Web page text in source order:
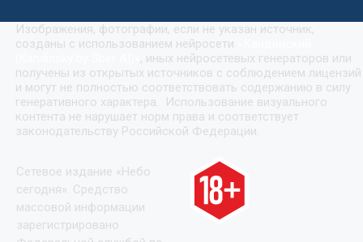
Изображения, фотографии, если не указан источник,
созданы с использованием нейросети
, иных нейросетевых генераторов или
получены из открытых источников с соблюдением лицензий
и могут не полностью соответствовать содержанию в силу
генеративного характера. Использование визуального
контента не нарушает норм права и соответствует
законодательству Российской Федерации.
Сетевое издание «Небо
сегодня». Средство
массовой информации
зарегистрировано